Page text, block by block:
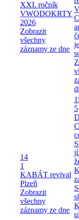
XXI. ročník
VWODOKRTY
2026
Zobrazit
všechny
záznamy ze dne
14
1
KABÁT revival
Plzeň
Zobrazit
všechny
záznamy ze dne
5